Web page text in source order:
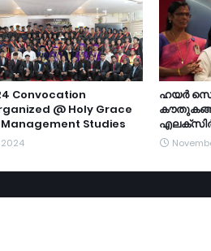
Convocation
@ Holy Grace
Studies
2024
ഹയർ